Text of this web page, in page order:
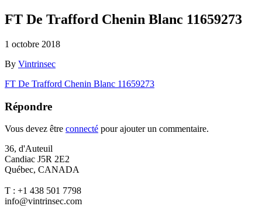
FT De Trafford Chenin Blanc 11659273
1 octobre 2018
By Vintrinsec
FT De Trafford Chenin Blanc 11659273
Répondre
Vous devez être connecté pour ajouter un commentaire.
36, d'Auteuil
Candiac J5R 2E2
Québec, CANADA
T : +1 438 501 7798
info@vintrinsec.com